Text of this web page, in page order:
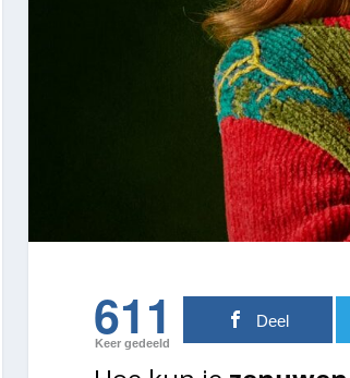
611
Keer gedeeld
Deel